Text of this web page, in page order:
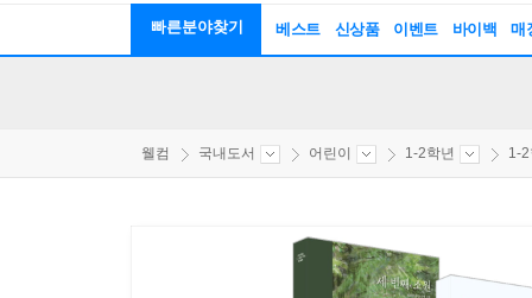
빠른분야찾기 베스트 신상품 이벤트 바이백 매
웰컴 국내도서 어린이 1-2학년 1-